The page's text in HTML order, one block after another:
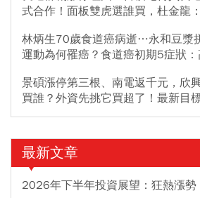
式合作！面板雙虎選誰買，杜金龍
林炳生70歲食道癌病逝…永和豆漿
運動為何罹癌？食道癌初期5症狀
景碩漲停第三根、南電返千元，欣
買誰？外資先挑它買超了！最新目
最新文章
2026年下半年投資展望：狂熱漲勢